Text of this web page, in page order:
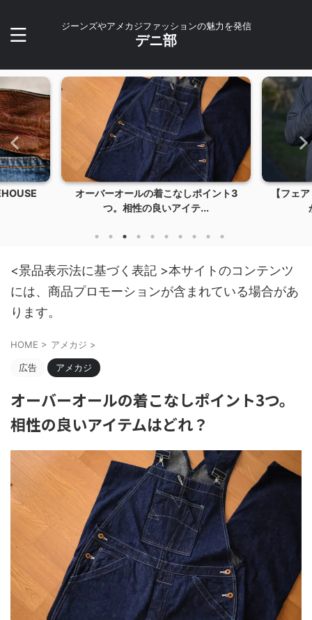
ジーンズやアメカジファッションの魅力を発信
デニ部
オーバーオールの着こなしポイント3
つ。相性の良いアイテ...
【フェアリーノヴァ2】
かい！冬のアウ
<景品表示法に基づく表記 >本サイトのコンテンツ
には、商品プロモーションが含まれている場合があ
ります。
HOME > アメカジ >
広告 アメカジ
オーバーオールの着こなしポイント3つ。
相性の良いアイテムはどれ？